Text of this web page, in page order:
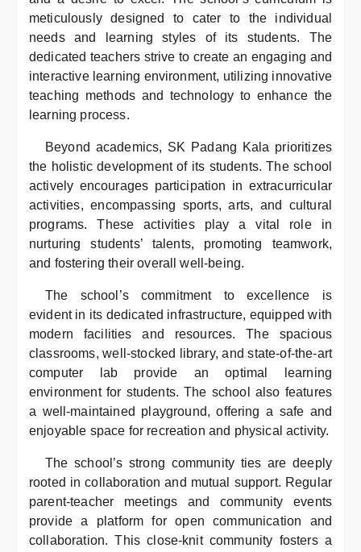
meticulously designed to cater to the individual
needs and learning styles of its students. The
dedicated teachers strive to create an engaging and
interactive learning environment, utilizing innovative
teaching methods and technology to enhance the
learning process.
Beyond academics, SK Padang Kala prioritizes
the holistic development of its students. The school
actively encourages participation in extracurricular
activities, encompassing sports, arts, and cultural
programs. These activities play a vital role in
nurturing students’ talents, promoting teamwork,
and fostering their overall well-being.
The school’s commitment to excellence is
evident in its dedicated infrastructure, equipped with
modern facilities and resources. The spacious
classrooms, well-stocked library, and state-of-the-art
computer lab provide an optimal learning
environment for students. The school also features
a well-maintained playground, offering a safe and
enjoyable space for recreation and physical activity.
The school’s strong community ties are deeply
rooted in collaboration and mutual support. Regular
parent-teacher meetings and community events
provide a platform for open communication and
collaboration. This close-knit community fosters a